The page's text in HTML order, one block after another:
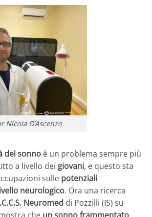
Nicola D’Ascenzo
del sonno è un problema sempre più
a livello dei giovani, e questo sta
sulle potenziali
neurologico. Ora una ricerca
Neuromed di Pozzilli (IS) su